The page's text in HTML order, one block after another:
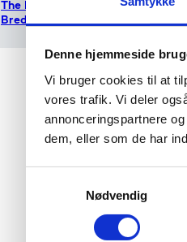
Denne hjemmeside
Vi bruger cookies til at
vores trafik. Vi deler
annonceringspartnere
dem, eller som de har
Nødvendig
The Department in
Bredgade